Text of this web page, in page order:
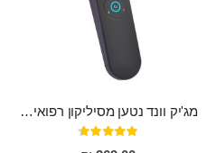
מג'יק וונד נטען מסיליקון רפואי חזק בעל 12 מצבי רטט ו6 מהירויות שונות ROMI
דירוג:
93%